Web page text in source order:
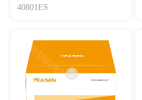
Lipo3000转染试剂
40801ES